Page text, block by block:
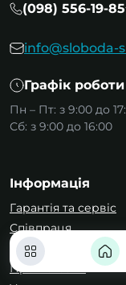
(098) 556-19-85
info@sloboda-
Графік роботи
Пн – Пт: з 9:00 до
Сб: з 9:00 до 16:00
Інформація
Гарантія та сервіс
Співпраця
Обмін та
Про магазин